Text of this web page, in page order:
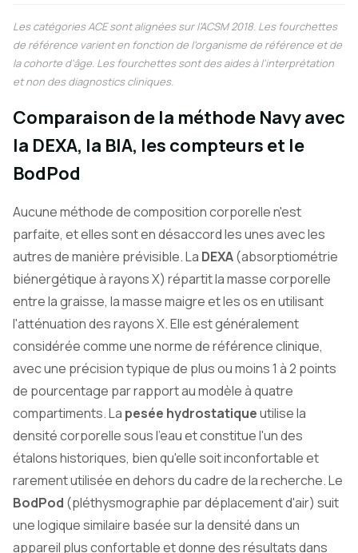
Les catégories ACE sont alignées sur l'ACSM 2018. Les fourchettes
de référence varient en fonction de l'organisme de référence et de
la cohorte d'âge. Les fourchettes sont des aides à l'interprétation
et non des diagnostics cliniques.
Comparaison de la méthode Navy avec
la DEXA, la BIA, les compteurs et le
BodPod
Aucune méthode de composition corporelle n'est
parfaite, et elles sont en désaccord les unes avec les
autres de manière prévisible. La DEXA(absorptiométrie
biénergétique à rayons X) répartit la masse corporelle
entre la graisse, la masse maigre et les os en utilisant
l'atténuation des rayons X. Elle est généralement
considérée comme une norme de référence clinique,
avec une précision typique de plus ou moins 1 à 2 points
de pourcentage par rapport au modèle à quatre
compartiments. La pesée hydrostatiqueutilise la
densité corporelle sous l'eau et constitue l'un des
étalons historiques, bien qu'elle soit inconfortable et
rarement utilisée en dehors du cadre de la recherche. Le
BodPod (pléthysmographie par déplacement d'air) suit
une logique similaire basée sur la densité dans un
appareil plus confortable et donne des résultats dans